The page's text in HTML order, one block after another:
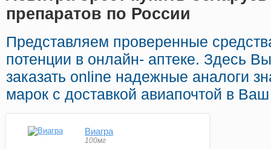
препаратов по России
Представляем проверенные
потенции в онлайн- аптеке. Здесь
заказать online надежные аналоги
марок с доставкой авиапочтой в Ваш
Виагра
100мг